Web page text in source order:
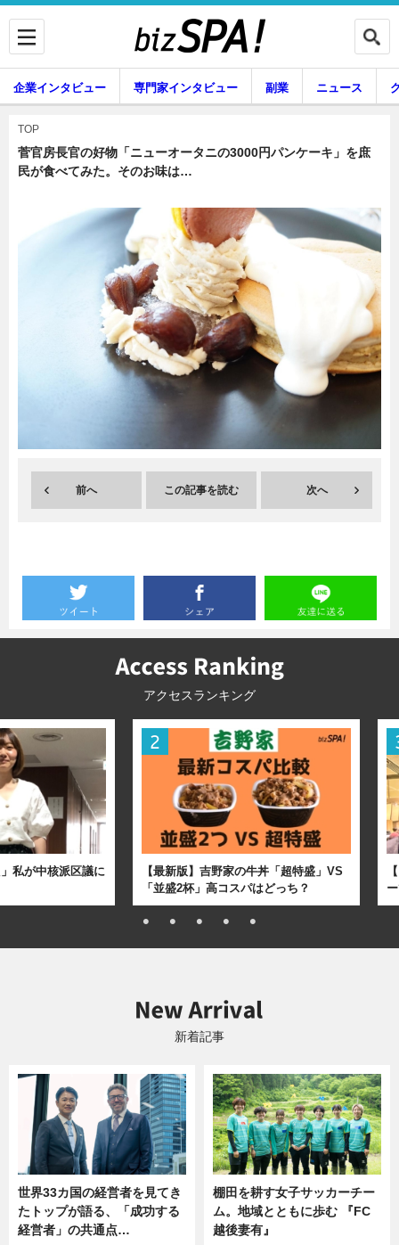
企業インタビュー 専門家インタビュー
副業 ニュース
グルメ スキル
企業インタビュー 専門家インタビュー 副業 ニュース
暮らし
TOP
菅官房長官の好物「ニューオータニの3000円パンケーキ」を庶
民が食べてみた。そのお味は…
前へ この記事を読む 次へ
アクセスランキング
私が中核派区議に
【最新版】吉野家の牛丼「超特盛」VS
「並盛2杯」高コスパはどっち？
新着記事
世界33カ国の経営者を見てき
たトップが語る、「成功する
経営者」の共通点…
棚田を耕す女子サッカーチー
ム。地域とともに歩む 『FC
越後妻有』